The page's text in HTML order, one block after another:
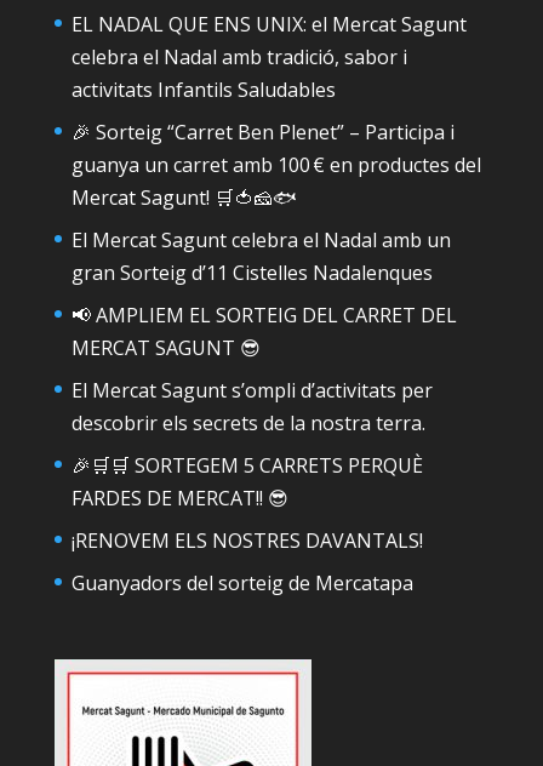
EL NADAL QUE ENS UNIX: el Mercat Sagunt
celebra el Nadal amb tradició, sabor i
activitats Infantils Saludables
🎉 Sorteig “Carret Ben Plenet” – Participa i
guanya un carret amb 100 € en productes del
Mercat Sagunt! 🛒🍅🧀🐟
El Mercat Sagunt celebra el Nadal amb un
gran Sorteig d’11 Cistelles Nadalenques
📢 AMPLIEM EL SORTEIG DEL CARRET DEL
MERCAT SAGUNT 😎
El Mercat Sagunt s’ompli d’activitats per
descobrir els secrets de la nostra terra.
🎉🛒🛒 SORTEGEM 5 CARRETS PERQUÈ
FARDES DE MERCAT!! 😎
¡RENOVEM ELS NOSTRES DAVANTALS!
Guanyadors del sorteig de Mercatapa